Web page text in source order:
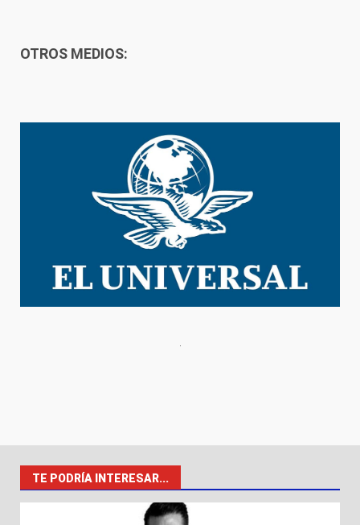
OTROS MEDIOS:
TE PODRÍA INTERESAR...